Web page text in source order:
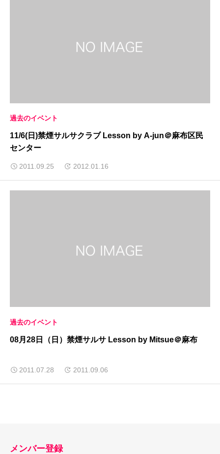
過去のイベント
11/6(日)禁煙サルサクラブ Lesson by A-jun＠麻布区民
センター
2011.09.25 2012.01.16
過去のイベント
08月28日（日）禁煙サルサ Lesson by Mitsue＠麻布
2011.07.28 2011.09.06
メンバー登録